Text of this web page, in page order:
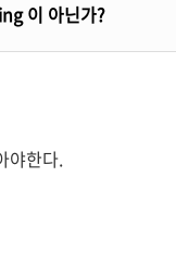
이 아닌가?
야한다.